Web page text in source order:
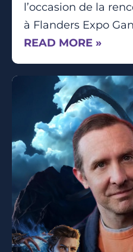
l’occasion de la
à Flanders Expo
READ MORE »